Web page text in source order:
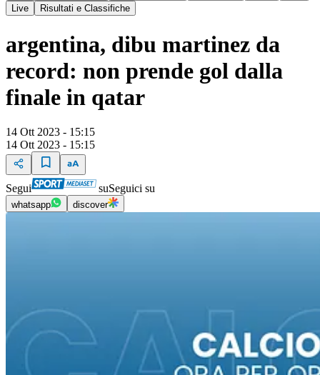
Live
Risultati e Classifiche
argentina, dibu martinez da
record: non prende gol dalla
finale in qatar
14 Ott 2023 - 15:15
14 Ott 2023 - 15:15
Segui suSeguici su
whatsapp discover